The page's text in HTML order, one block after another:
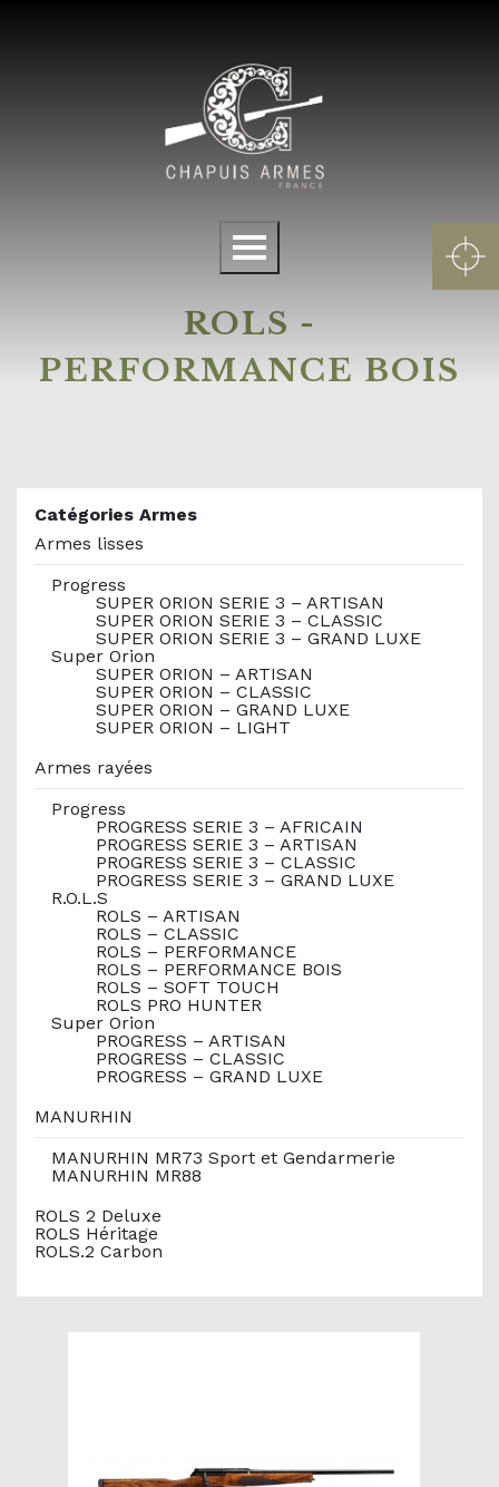
Menu
ROLS -
PERFORMANCE BOIS
Catégories Armes
Armes lisses
Progress
SUPER ORION SERIE 3 – ARTISAN
SUPER ORION SERIE 3 – CLASSIC
SUPER ORION SERIE 3 – GRAND LUXE
Super Orion
SUPER ORION – ARTISAN
SUPER ORION – CLASSIC
SUPER ORION – GRAND LUXE
SUPER ORION – LIGHT
Armes rayées
Progress
PROGRESS SERIE 3 – AFRICAIN
PROGRESS SERIE 3 – ARTISAN
PROGRESS SERIE 3 – CLASSIC
PROGRESS SERIE 3 – GRAND LUXE
R.O.L.S
ROLS – ARTISAN
ROLS – CLASSIC
ROLS – PERFORMANCE
ROLS – PERFORMANCE BOIS
ROLS – SOFT TOUCH
ROLS PRO HUNTER
Super Orion
PROGRESS – ARTISAN
PROGRESS – CLASSIC
PROGRESS – GRAND LUXE
MANURHIN
MANURHIN MR73 Sport et Gendarmerie
MANURHIN MR88
ROLS 2 Deluxe
ROLS Héritage
ROLS.2 Carbon